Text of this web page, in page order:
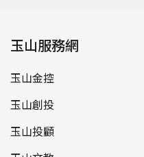
玉山服務網
玉山金控
玉山創投
玉山投顧